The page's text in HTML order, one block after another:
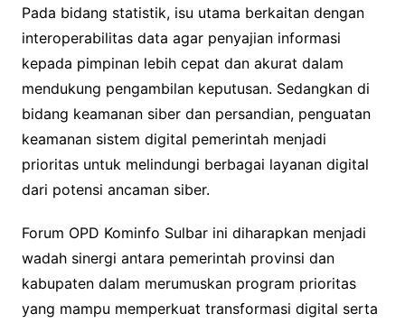
Pada bidang statistik, isu utama berkaitan dengan
interoperabilitas data agar penyajian informasi
kepada pimpinan lebih cepat dan akurat dalam
mendukung pengambilan keputusan. Sedangkan di
bidang keamanan siber dan persandian, penguatan
keamanan sistem digital pemerintah menjadi
prioritas untuk melindungi berbagai layanan digital
dari potensi ancaman siber.
Forum OPD Kominfo Sulbar ini diharapkan menjadi
wadah sinergi antara pemerintah provinsi dan
kabupaten dalam merumuskan program prioritas
yang mampu memperkuat transformasi digital serta